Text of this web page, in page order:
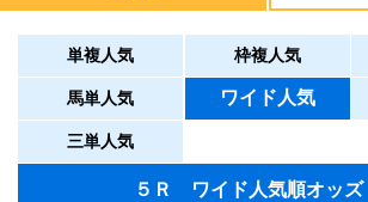
単複人気 枠複人気
馬単人気 ワイド人気
三単人気
５Ｒ ワイド人気順オ